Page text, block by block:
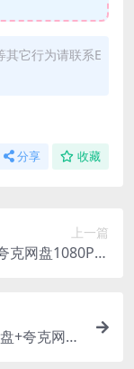
它行为请联系E
分享 收藏
上一篇
克网盘1080P超
+夸克网盘